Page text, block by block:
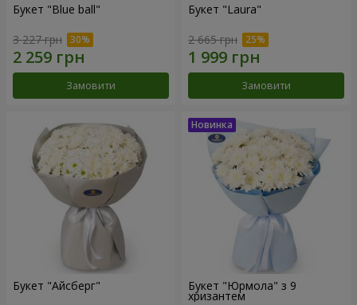
Букет "Blue ball"
3 227 грн
Замовити
Букет "Laura"
2 665 грн
Замовити
Букет "Айсберг" Букет "Юрмола" з 9
хризантем